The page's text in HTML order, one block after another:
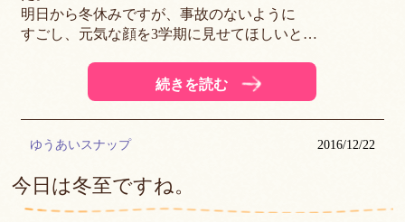
明日から冬休みですが、事故のないように
すごし、元気な顔を3学期に見せてほしいと…
続きを読む
ゆうあいスナップ 2016/12/22
今日は冬至ですね。